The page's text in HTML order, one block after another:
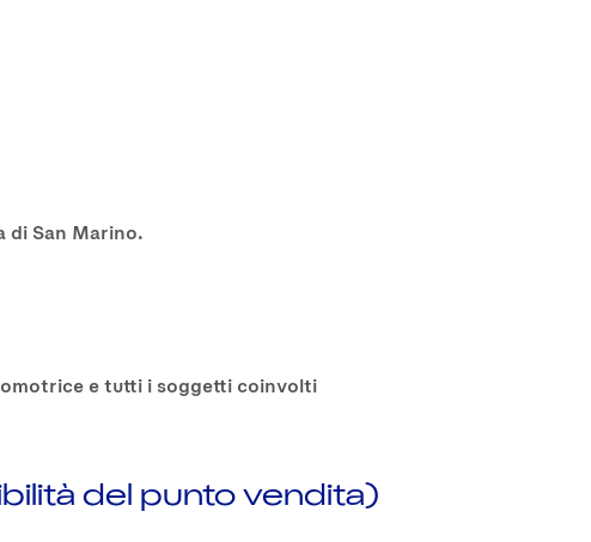
di San Marino.
e tutti i soggetti coinvolti
del punto vendita)